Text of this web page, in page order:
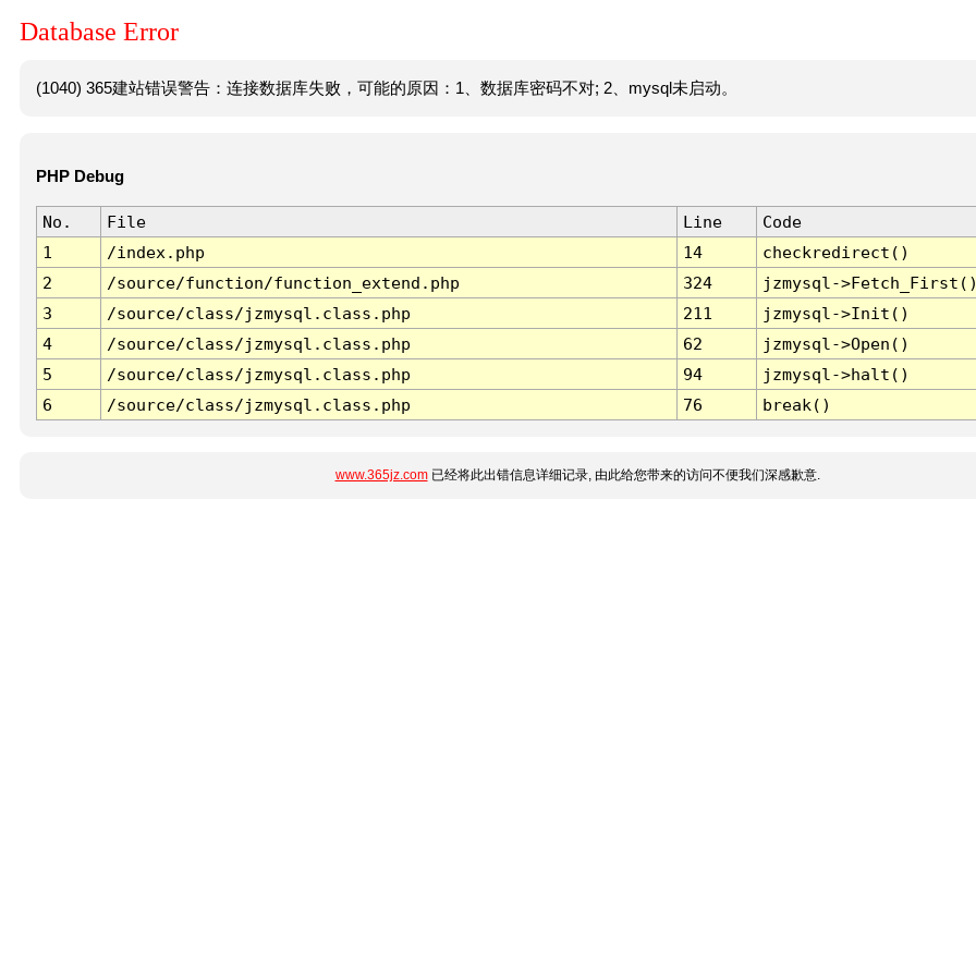
Database Error
(1040) 365建站错误警告：连接数据库失败，可能的原因：1、数据库密码不对; 2、mysql未启动。
PHP Debug
No. File Line
Code
1
/index.php 14
checkredirect()
2
/source/function/function_extend.php 324
jzmysql-
3
/source/class/jzmysql.class.php 211
jzmysql->Init()
4
/source/class/jzmysql.class.php 62
jzmysql->Open()
5
/source/class/jzmysql.class.php 94
jzmysql->halt()
6
/source/class/jzmysql.class.php 76 break()
www.365jz.com已经将此出错信息详细记录, 由此给您带来的访问不便我们深感歉意.